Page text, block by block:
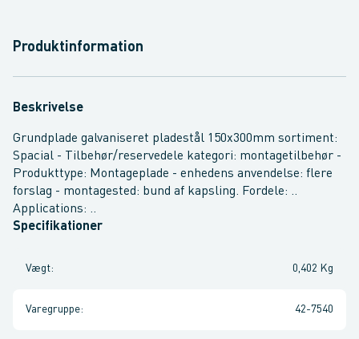
Produktinformation
Beskrivelse
Grundplade galvaniseret pladestål 150x300mm sortiment:
Spacial - Tilbehør/reservedele kategori: montagetilbehør -
Produkttype: Montageplade - enhedens anvendelse: flere
forslag - montagested: bund af kapsling. Fordele: ..
Applications: ..
Specifikationer
Vægt: 0,402 Kg
Varegruppe: 42-7540